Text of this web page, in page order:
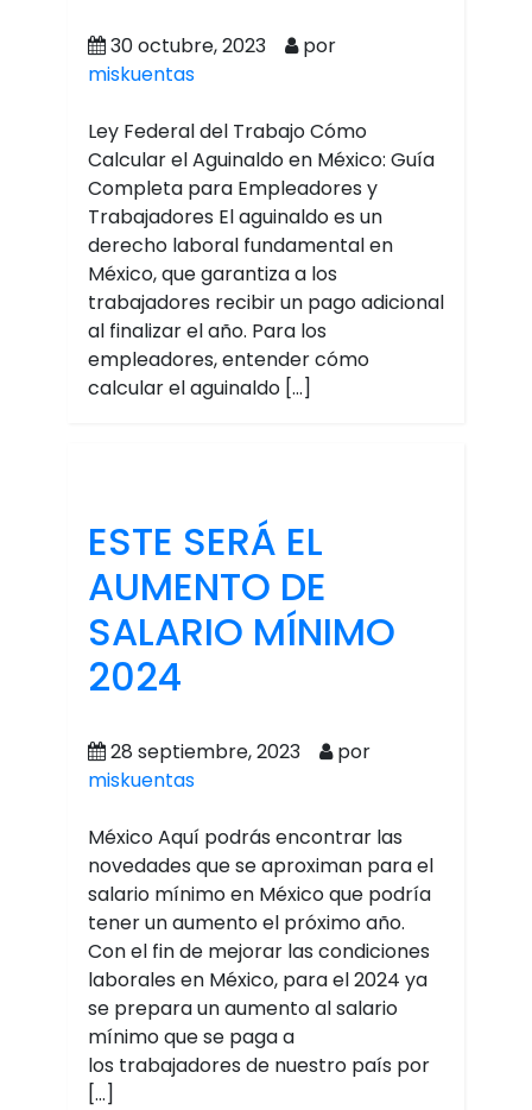
30 octubre, 2023
por
miskuentas
Ley Federal del Trabajo Cómo
Calcular el Aguinaldo en México: Guía
Completa para Empleadores y
Trabajadores El aguinaldo es un
derecho laboral fundamental en
México, que garantiza a los
trabajadores recibir un pago adicional
al finalizar el año. Para los
empleadores, entender cómo
calcular el aguinaldo […]
ESTE SERÁ EL
AUMENTO DE
SALARIO MÍNIMO
2024
28 septiembre, 2023
por
miskuentas
México Aquí podrás encontrar las
novedades que se aproximan para el
salario mínimo en México que podría
tener un aumento el próximo año.
Con el fin de mejorar las condiciones
laborales en México, para el 2024 ya
se prepara un aumento al salario
mínimo que se paga a
los trabajadores de nuestro país por
[…]